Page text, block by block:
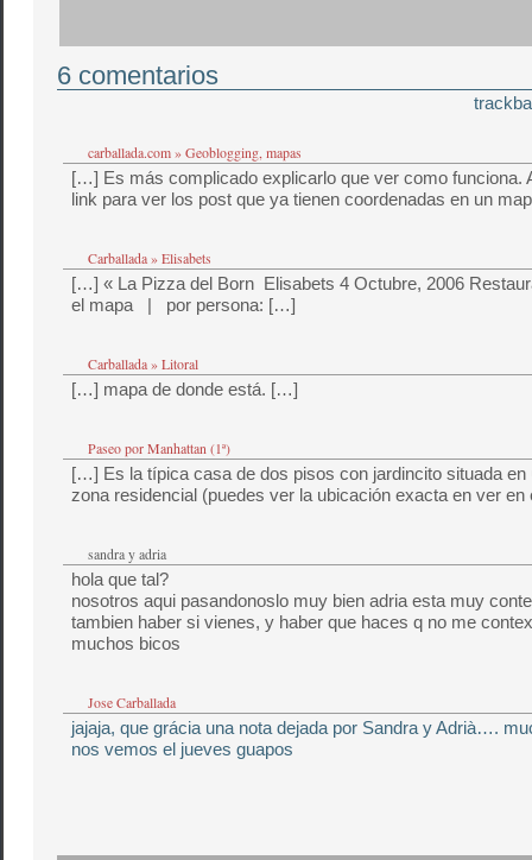
6 comentarios
carballada.com » Geoblogging, mapas
[…] Es más complicado explicarlo que ver como funciona.
link para ver los post que ya tienen coordenadas en un
Carballada » Elisabets
[…] « La Pizza del Born Elisabets 4 Octubre, 2006
el mapa | por persona: […]
Carballada » Litoral
[…] mapa de donde está. […]
Paseo por Manhattan (1ª)
[…] Es la típica casa de dos pisos con jardincito situada en
zona residencial (puedes ver la ubicación exacta en ver
sandra y adria
hola que tal?
nosotros aqui pasandonoslo muy bien adria esta muy
tambien haber si vienes, y haber que haces q no me
muchos bicos
Jose Carballada
jajaja, que grácia una nota dejada por Sandra y Adrià….
nos vemos el jueves guapos